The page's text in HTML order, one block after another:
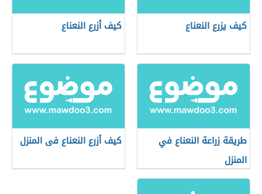
كيف يزرع النعناع كيف أزرع النعناع
طريقة زراعة النعناع في
المنزل
كيف أزرع النعناع فى المنزل